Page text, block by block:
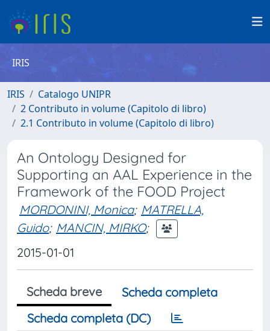
IRIS
IRIS
Catalogo UNIPR
2 Contributo in volume (Capitolo di libro)
2.1 Contributo in volume (Capitolo di libro)
An Ontology Designed for
Supporting an AAL Experience in the
Framework of the FOOD Project
MORDONINI, Monica; MATRELLA,
Guido; MANCIN, MIRKO;
2015-01-01
Scheda breve
Scheda completa
Scheda completa (DC)